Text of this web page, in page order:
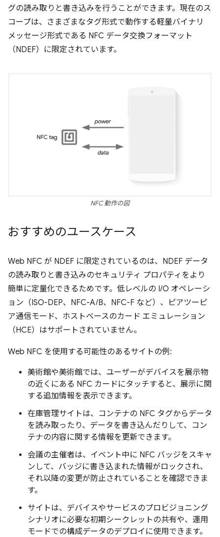
グの読み取りと書き込みを行うことができます。現在のス
コープは、さまざまなタグ形式で動作する軽量バイナリ
メッセージ形式である NFC データ交換フォーマット
（NDEF）に限定されています。
NFC 動作の図
おすすめのユースケース
Web NFC が NDEF に限定されているのは、NDEF データ
の読み取りと書き込みのセキュリティ プロパティをより
簡単に定量化できるためです。低レベルの I/O オペレーシ
ョン（ISO-DEP、NFC-A/B、NFC-F など）、ピアツーピ
ア通信モード、ホストベースのカード エミュレーション
（HCE）はサポートされていません。
Web NFC を使用する可能性のあるサイトの例:
美術館や美術館では、ユーザーがデバイスを展示物
の近くにある NFC カードにタッチすると、展示に関
する追加情報を表示できます。
在庫管理サイトは、コンテナの NFC タグからデータ
を読み取ったり、データを書き込んだりして、コン
テナの内容に関する情報を更新できます。
会議の主催者は、イベント中に NFC バッジをスキャ
ンして、バッジに書き込まれた情報がロックされ、
それ以降の変更が防止されていることを確認できま
す。
サイトは、デバイスやサービスのプロビジョニング
シナリオに必要な初期シークレットの共有や、運用
モードでの構成データのデプロイに使用できます。